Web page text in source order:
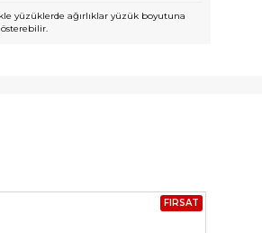
yüzüklerde ağırlıklar yüzük boyutuna
FIRSAT